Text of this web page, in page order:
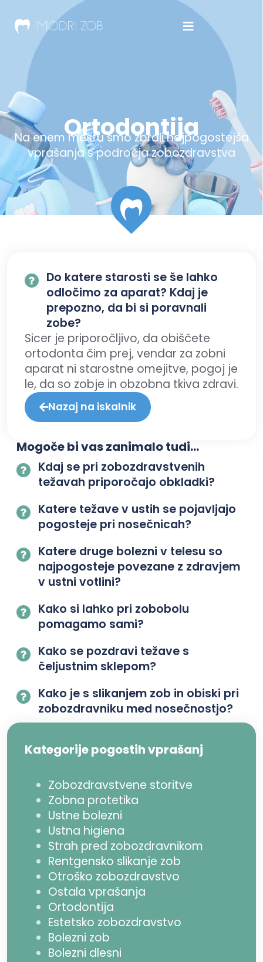
Ortodontija
Na enem mestu smo zbrali najpogostejša
vprašanja s področja zobozdravstva
Do katere starosti se še lahko
odločimo za aparat? Kdaj je
prepozno, da bi si poravnali
zobe?
Sicer je priporočljivo, da obiščete
ortodonta čim prej, vendar za zobni
aparat ni starostne omejitve, pogoj je
le, da so zobje in obzobna tkiva zdravi.
Nazaj na iskalnik
Mogoče bi vas zanimalo tudi...
Kdaj se pri zobozdravstvenih
težavah priporočajo obkladki?
Katere težave v ustih se pojavljajo
pogosteje pri nosečnicah?
Katere druge bolezni v telesu so
najpogosteje povezane z zdravjem
v ustni votlini?
Kako si lahko pri zobobolu
pomagamo sami?
Kako se pozdravi težave s
čeljustnim sklepom?
Kako je s slikanjem zob in obiski pri
zobozdravniku med nosečnostjo?
Kategorije pogostih vprašanj
Zobozdravstvene storitve
Zobna protetika
Ustne bolezni
Ustna higiena
Strah pred zobozdravnikom
Rentgensko slikanje zob
Otroško zobozdravstvo
Ostala vprašanja
Ortodontija
Estetsko zobozdravstvo
Bolezni zob
Bolezni dlesni